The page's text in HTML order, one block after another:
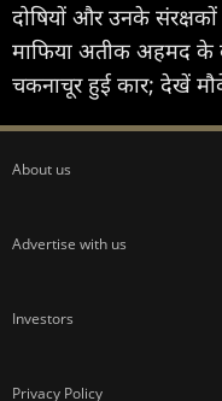
दोषियों और उनके
माफिया अतीक अहमद के
चकनाचूर हुई कार; देखें
About us
Advertise with us
Investors
Privacy Policy